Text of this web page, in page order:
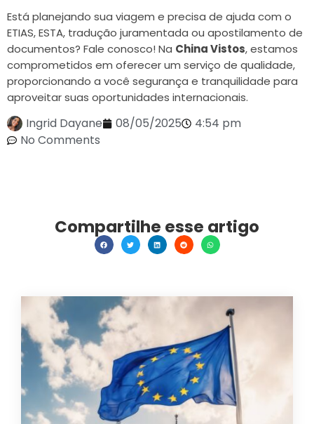
Está planejando sua viagem e precisa de ajuda com o
ETIAS, ESTA, tradução juramentada ou apostilamento de
documentos? Fale conosco! Na China Vistos, estamos
comprometidos em oferecer um serviço de qualidade,
proporcionando a você segurança e tranquilidade para
aproveitar suas oportunidades internacionais.
Ingrid Dayane 08/05/2025
4:54 pm
No Comments
Compartilhe esse artigo